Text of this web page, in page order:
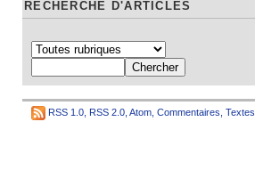
RECHERCHE D'ARTICLES
RSS 1.0 RSS 2.0 Atom Commentaires Textes